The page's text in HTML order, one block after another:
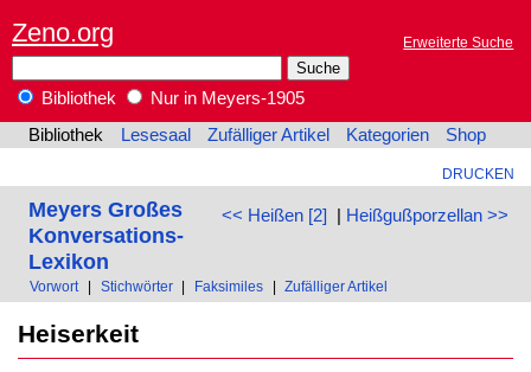
Zeno.org Erweiterte Suche
Bibliothek
Nur in Meyers-1905
Bibliothek
Lesesaal Zufälliger Artikel Kategorien Shop
DRUCKEN
<< Heißen [2] | Heißgußporzellan >>
Meyers Großes
Konversations-
Lexikon
Vorwort Stichwörter Faksimiles Zufälliger Artikel
Heiserkeit